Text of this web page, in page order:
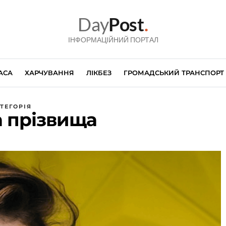
DayPost.
ІНФОРМАЦІЙНИЙ ПОРТАЛ
ХАРЧУВАННЯ ЛІКБЕЗ ГРОМАДСЬКИЙ ТРАНСПОРТ
прізвища